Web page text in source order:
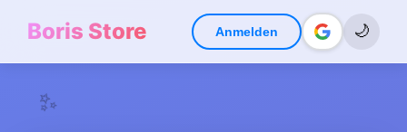
Boris Store Anmelden 🌙